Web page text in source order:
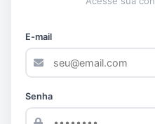
E-mail
Senha